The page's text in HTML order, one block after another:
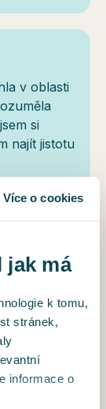
Více o cookies
jak má
k tomu,
stránek,
informace o
v oblasti
si
najít jistotu
víc
Nabízím